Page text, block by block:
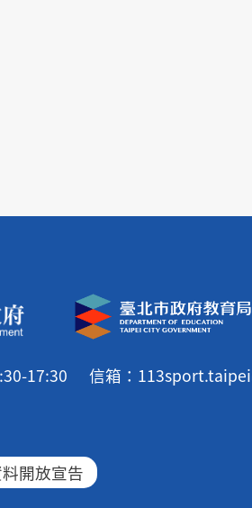
17:30
信箱：
開放宣告